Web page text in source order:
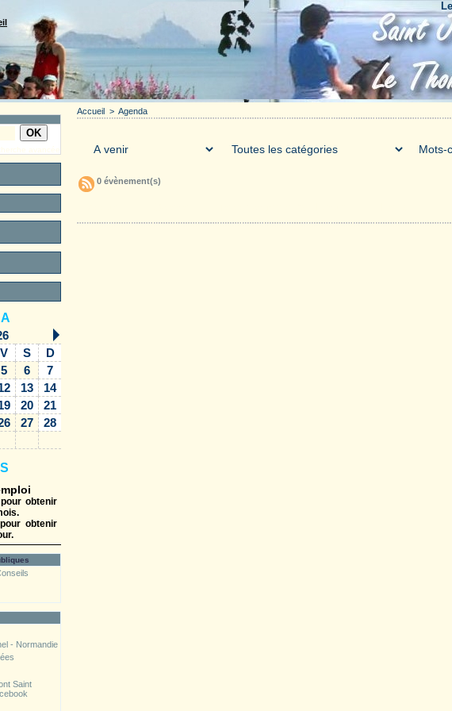
Les
avancée
V S
D
5 6
7
13
14
20
21
27
28
obtenir
obtenir
- Normandie
Saint
Accueil > Agenda
0 évènement(s)